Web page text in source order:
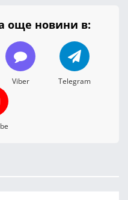
още новини в:
Viber Telegram